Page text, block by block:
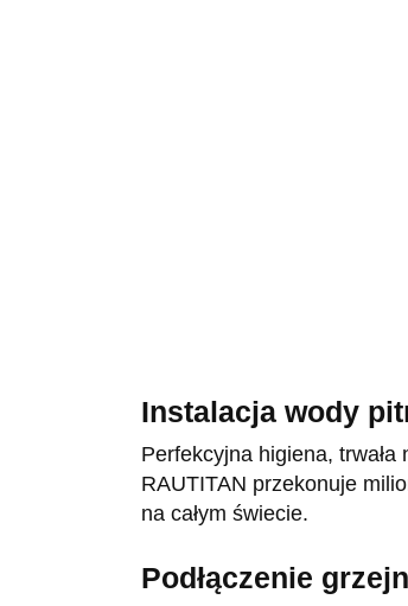
Instalacja wody
Perfekcyjna higiena, trwała
RAUTITAN przekonuje
na całym świecie.
Podłączenie